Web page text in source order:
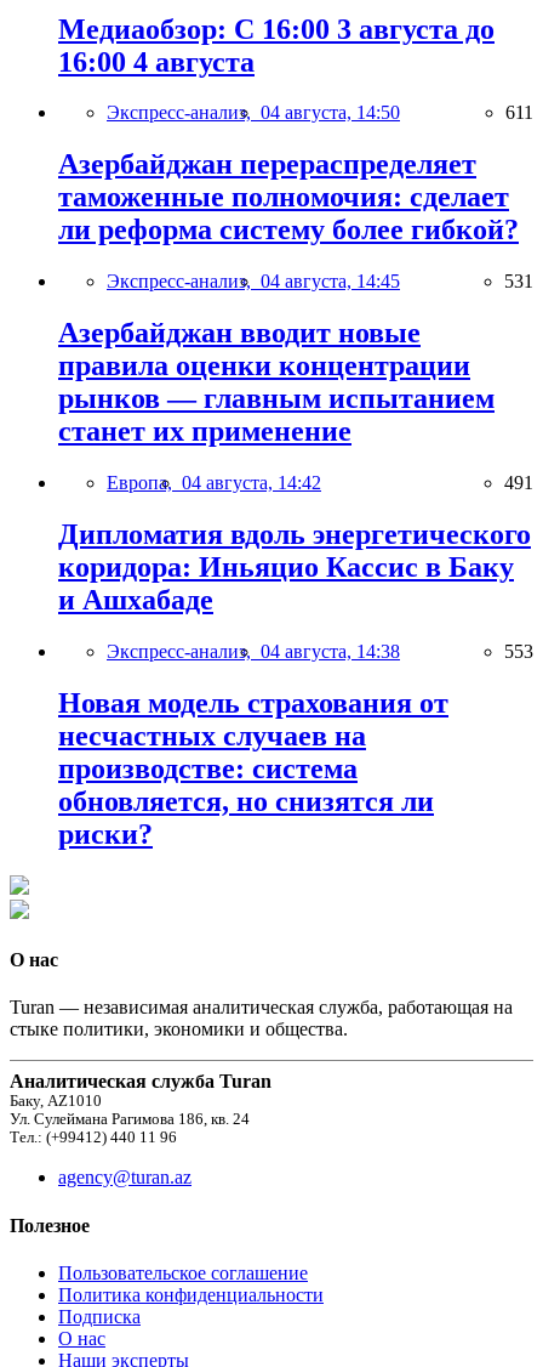
Медиаобзор: С 16:00 3 августа до
16:00 4 августа
Экспресс-анализ, 04 августа, 14:50 611
Азербайджан перераспределяет
таможенные полномочия: сделает
ли реформа систему более гибкой?
Экспресс-анализ, 04 августа, 14:45 531
Азербайджан вводит новые
правила оценки концентрации
рынков — главным испытанием
станет их применение
Европа, 04 августа, 14:42 491
Дипломатия вдоль энергетического
коридора: Иньяцио Кассис в Баку
и Ашхабаде
Экспресс-анализ, 04 августа, 14:38 553
Новая модель страхования от
несчастных случаев на
производстве: система
обновляется, но снизятся ли
риски?
О нас
Turan — независимая аналитическая служба, работающая на
стыке политики, экономики и общества.
Аналитическая служба Turan
Баку, AZ1010
Ул. Сулеймана Рагимова 186, кв. 24
Тел.: (+99412) 440 11 96
agency@turan.az
Полезное
Пользовательское соглашение
Политика конфиденциальности
Подписка
О нас
Наши эксперты